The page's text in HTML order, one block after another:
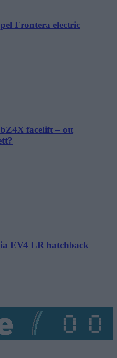
Frontera electric
facelift – ott
EV4 LR hatchback